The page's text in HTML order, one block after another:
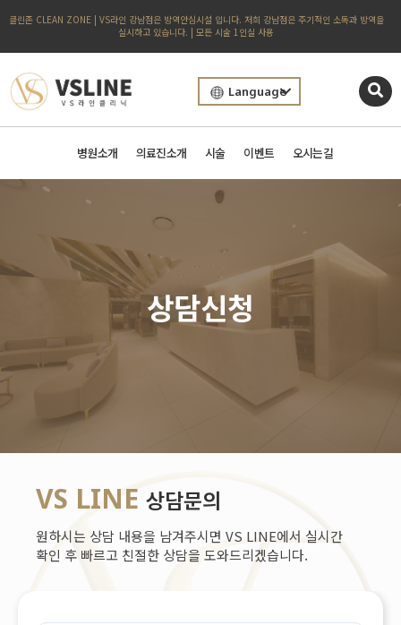
클린존 CLEAN ZONE | VS라인 강남점은 방역안심시설 입니다. 저희 강남점은 주기적인 소독과 방역을
실시하고 있습니다. | 모든 시술 1인실 사용
Language
병원소개 의료진소개 시술 이벤트 오시는길
상담신청
VS LINE 상담문의
원하시는 상담 내용을 남겨주시면 VS LINE에서 실시간
확인 후 빠르고 친절한 상담을 도와드리겠습니다.